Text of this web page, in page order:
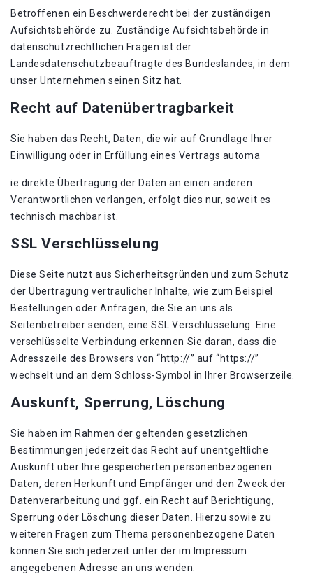
Betroffenen ein Beschwerderecht bei der zuständigen
Aufsichtsbehörde zu. Zuständige Aufsichtsbehörde in
datenschutzrechtlichen Fragen ist der
Landesdatenschutzbeauftragte des Bundeslandes, in dem
unser Unternehmen seinen Sitz hat.
Recht auf Datenübertragbarkeit
Sie haben das Recht, Daten, die wir auf Grundlage Ihrer
Einwilligung oder in Erfüllung eines Vertrags automa
ie direkte Übertragung der Daten an einen anderen
Verantwortlichen verlangen, erfolgt dies nur, soweit es
technisch machbar ist.
SSL Verschlüsselung
Diese Seite nutzt aus Sicherheitsgründen und zum Schutz
der Übertragung vertraulicher Inhalte, wie zum Beispiel
Bestellungen oder Anfragen, die Sie an uns als
Seitenbetreiber senden, eine SSL Verschlüsselung. Eine
verschlüsselte Verbindung erkennen Sie daran, dass die
Adresszeile des Browsers von “http://” auf “https://”
wechselt und an dem Schloss-Symbol in Ihrer Browserzeile.
Auskunft, Sperrung, Löschung
Sie haben im Rahmen der geltenden gesetzlichen
Bestimmungen jederzeit das Recht auf unentgeltliche
Auskunft über Ihre gespeicherten personenbezogenen
Daten, deren Herkunft und Empfänger und den Zweck der
Datenverarbeitung und ggf. ein Recht auf Berichtigung,
Sperrung oder Löschung dieser Daten. Hierzu sowie zu
weiteren Fragen zum Thema personenbezogene Daten
können Sie sich jederzeit unter der im Impressum
angegebenen Adresse an uns wenden.